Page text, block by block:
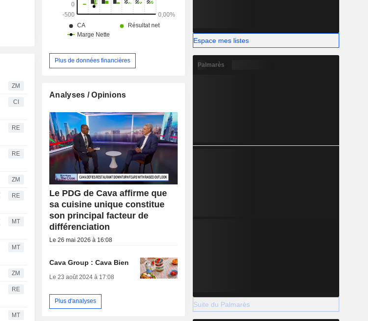
ZM
CI
RE
RE
ZM
RE
MT
MT
ZM
RE
MT
459 restaurants CAVA de type fast-casual
Plus de données financières
Analyses / Opinions
Le PDG de Cava affirme que
sa cuisine unique constitue
son principal facteur de
différenciation
Le 26 mai 2026 à 16:08
Cava Group : Cava Bien
Le 23 août 2024 à 17:08
Plus d'analyses
Espace mes listes
Palmarès
Suite du Palmarès